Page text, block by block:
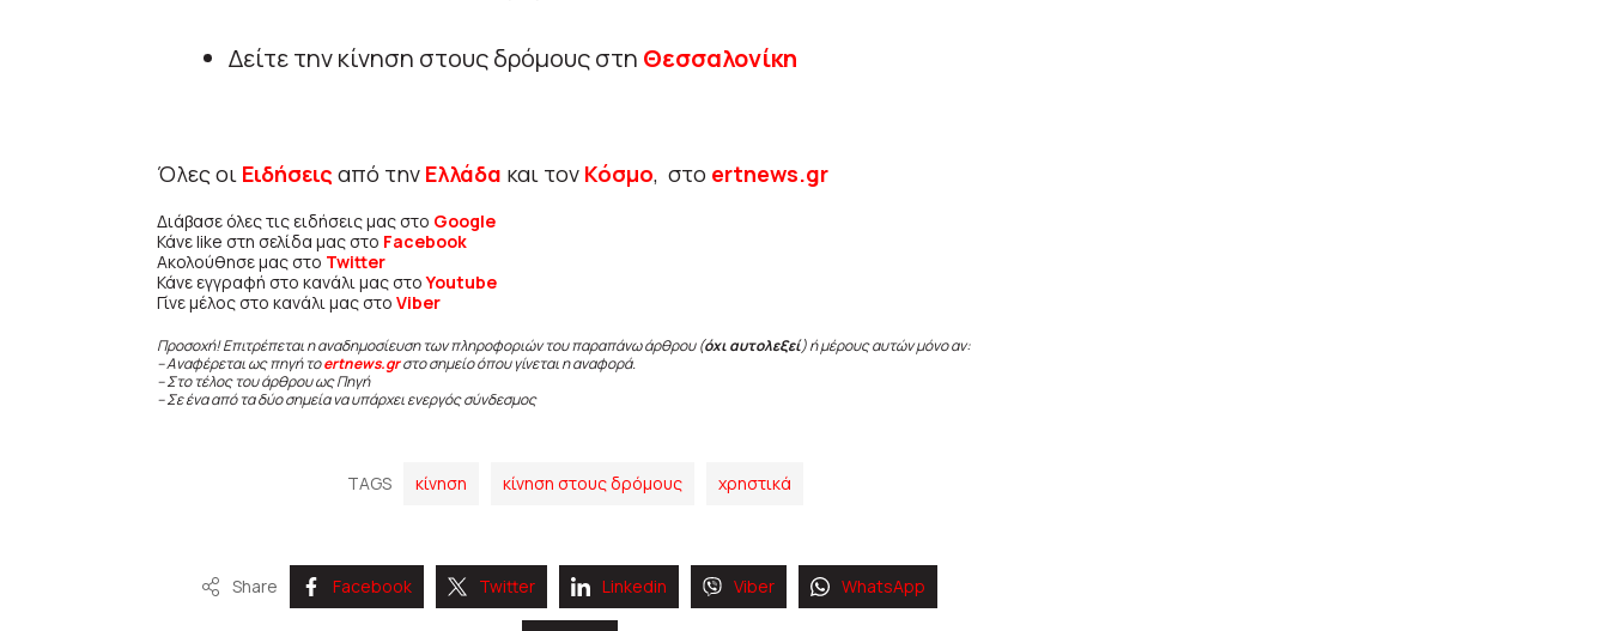
Δείτε την κίνηση στους δρόμους στη Θεσσαλονίκη
Όλες οι Ειδήσεις από την Ελλάδα και τον Κόσμο, στο ertnews.gr
Διάβασε όλες τις ειδήσεις μας στο Google
Κάνε like στη σελίδα μας στο Facebook
Ακολούθησε μας στο Twitter
Κάνε εγγραφή στο κανάλι μας στοYoutube
Γίνε μέλος στο κανάλι μας στο Viber
Προσοχή! Επιτρέπεται η αναδημοσίευση των πληροφοριών του παραπάνω άρθρου (όχι αυτολεξεί) ή μέρους αυτών μόνο αν:
– Αναφέρεται ως πηγή τοertnews.gr στο σημείο όπου γίνεται η αναφορά.
– Στο τέλος του άρθρου ως Πηγή
– Σε ένα από τα δύο σημεία να υπάρχει ενεργός σύνδεσμος
TAGS κίνηση κίνηση στους δρόμους χρηστικά
Share Facebook Twitter Linkedin Viber WhatsApp